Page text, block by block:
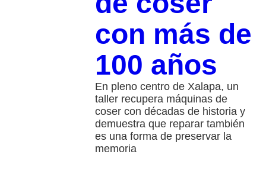
con más de
100 años
En pleno centro de Xalapa, un
taller recupera máquinas de
coser con décadas de historia y
demuestra que reparar también
es una forma de preservar la
memoria